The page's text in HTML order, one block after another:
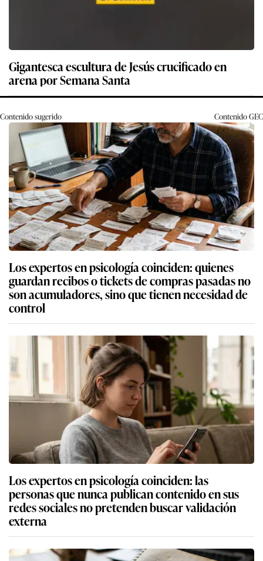
Gigantesca escultura de Jesús crucificado en
arena por Semana Santa
Contenido sugerido ContenidoGEC
Los expertos en psicología coinciden: quienes
guardan recibos o tickets de compras pasadas no
son acumuladores, sino que tienen necesidad de
control
Los expertos en psicología coinciden: las
personas que nunca publican contenido en sus
redes sociales no pretenden buscar validación
externa